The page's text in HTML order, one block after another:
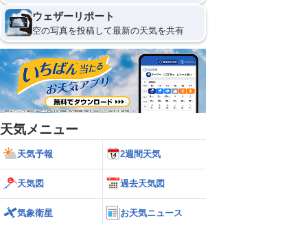
ウェザーリポート
空の写真を投稿して最新の天気を共有
天気メニュー
天気予報 2週間天気
天気図 過去天気図
気象衛星 お天気ニュース